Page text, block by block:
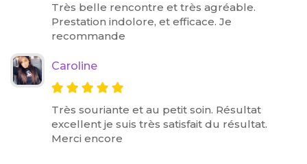
Très belle rencontre et très agréable.
Prestation indolore, et efficace. Je
recommande
Caroline
Très souriante et au petit soin. Résultat
excellent je suis très satisfait du résultat.
Merci encore